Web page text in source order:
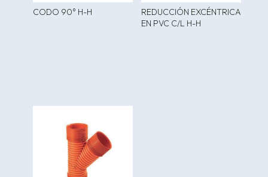
CODO 90° H-H
REDUCCIÓN EXCÉNTRICA
EN PVC C/L H-H